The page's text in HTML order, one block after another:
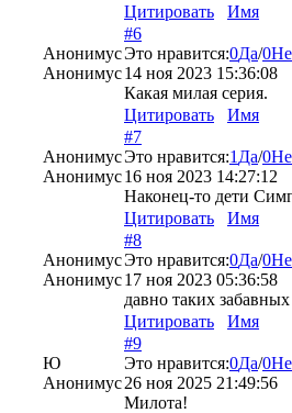
Цитировать
Имя
Анонимус
Анонимус
#6
Это нравится:0Да/0
14 ноя 2023 15:36:08
Какая милая серия.
Цитировать
Имя
Анонимус
Анонимус
#7
Это нравится:1 Да/0
16 ноя 2023 14:27:12
Наконец-то дети
Цитировать
Имя
Анонимус
Анонимус
#8
Это нравится:0Да/0
17 ноя 2023 05:36:58
давно таких
Цитировать
Имя
Ю
Анонимус
#9
Это нравится:0Да/0
26 ноя 2025 21:49:56
Милота!